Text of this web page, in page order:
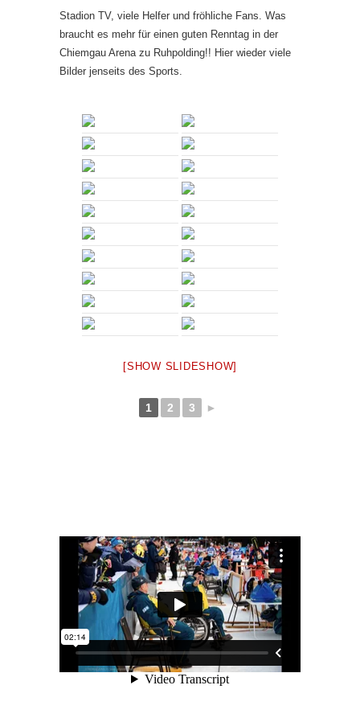
Stadion TV, viele Helfer und fröhliche Fans. Was
braucht es mehr für einen guten Renntag in der
Chiemgau Arena zu Ruhpolding!! Hier wieder viele
Bilder jenseits des Sports.
[SHOW SLIDESHOW]
1 2 3 ►